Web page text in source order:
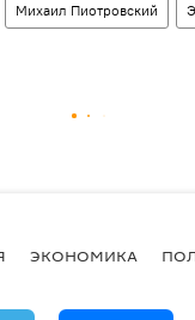
Михаил Пиотровский
ЭКОНОМИКА